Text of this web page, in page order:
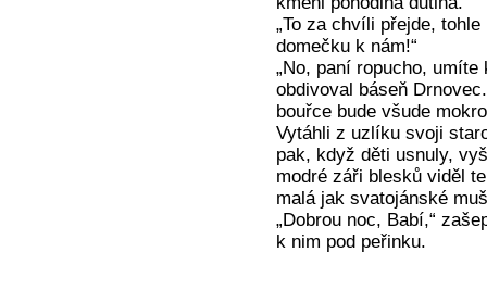
„To za chvíli přejde,
domečku k nám!“
„No, paní ropucho,
obdivoval báseň
bouřce bude všude
Vytáhli z uzlíku svoji
pak, když děti usnuly,
modré záři blesků viděl
malá jak svatojánské
„Dobrou noc, Babí,“
k nim pod peřinku.